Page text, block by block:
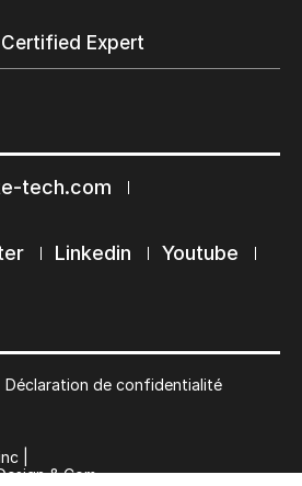
Expert
tech.com
Linkedin
Youtube
Déclaration de confidentialité
|
& Com.
en contact